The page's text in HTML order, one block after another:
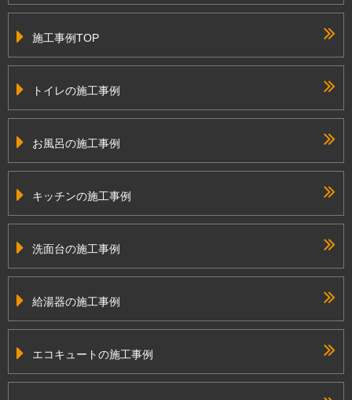
施工事例TOP
トイレの施工事例
お風呂の施工事例
キッチンの施工事例
洗面台の施工事例
給湯器の施工事例
エコキュートの施工事例